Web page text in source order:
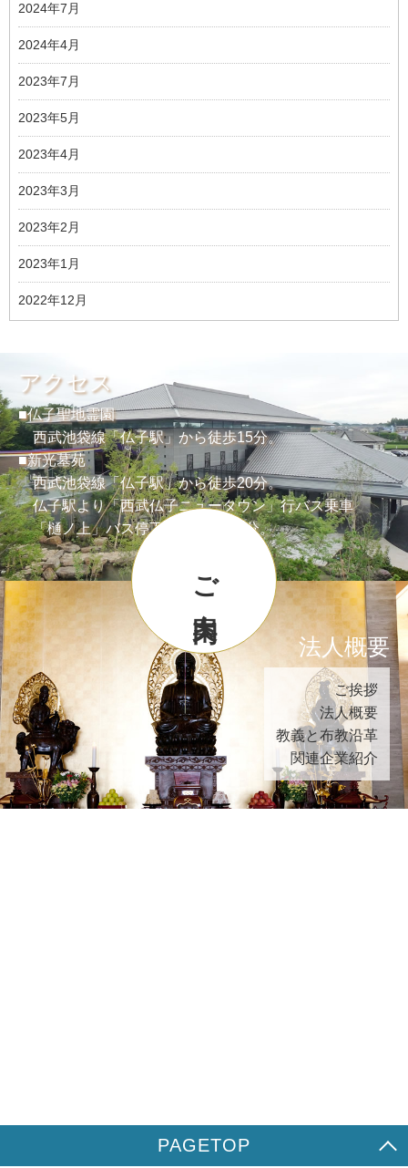
2024年7月
2024年4月
2023年7月
2023年5月
2023年4月
2023年3月
2023年2月
2023年1月
2022年12月
ご案内
アクセス
■仏子聖地霊園
西武池袋線「仏子駅」から徒歩15分。
■新光墓苑
西武池袋線「仏子駅」から徒歩20分。
仏子駅より「西武仏子ニュータウン」行バス乗車
「樋ノ上」バス停下車より徒歩2分。
法人概要
ご挨拶
法人概要
教義と布教沿革
関連企業紹介
PAGETOP